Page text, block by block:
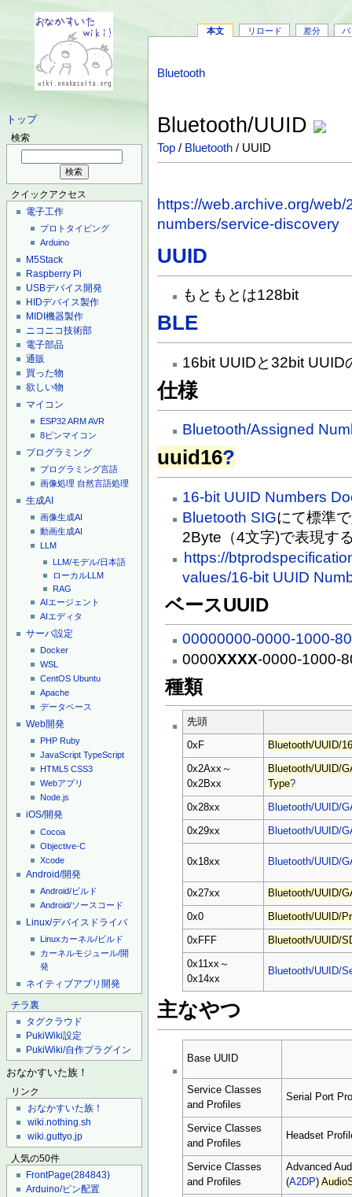
トップ
検索
クイックアクセス
電子工作
プロトタイピング
Arduino
M5Stack
Raspberry Pi
USBデバイス開発
HIDデバイス製作
MIDI機器製作
ニコニコ技術部
電子部品
通販
買った物
欲しい物
マイコン
ESP32ARMAVR
8ピンマイコン
プログラミング
プログラミング言語
画像処理 自然言語処理
生成AI
画像生成AI
動画生成AI
LLM
LLM/モデル/日本語
ローカルLLM
RAG
AIエージェント
AIエディタ
サーバ設定
Docker
WSL
CentOS Ubuntu
Apache
データベース
Web開発
PHP Ruby
JavaScript TypeScript
HTML5 CSS3
Webアプリ
Node.js
iOS/開発
Cocoa
Objective-C
Xcode
Android/開発
Android/ビルド
Android/ソースコード
Linux/デバイスドライバ
Linuxカーネル/ビルド
カーネルモジュール/開
発
ネイティブアプリ開発
チラ裏
タグクラウド
PukiWiki設定
PukiWiki/自作プラグイン
おなかすいた族！
リンク
おなかすいた族！
wiki.nothing.sh
wiki.guttyo.jp
人気の50件
FrontPage(284843)
Arduino/ピン配置
本文 リロード 差分 バ
Bluetooth
Bluetooth/UUID
Top / Bluetooth / UUID
https://web.archive.org/
numbers/service-discovery
UUID
もともとは128bit
BLE
16bit UUIDと32bit UUID
仕様
Bluetooth/Assigned
uuid16?
16-bit UUID Numbers
Bluetooth SIGにて標準
2Byte（4文字)で表現す
https://
values/16-bit UUID
ベースUUID
00000000-0000-1000-
0000XXXX-0000-1000-
種類
先頭
0xF Bluetooth/UUID/
0x2Axx～
0x2Bxx
Bluetooth/UUID/
Type?
0x28xx Bluetooth/UUID/
0x29xx Bluetooth/UUID/
0x18xx Bluetooth/UUID/
0x27xx Bluetooth/UUID/
0x0 Bluetooth/UUID/
0xFFF Bluetooth/UUID/
0x11xx～
0x14xx
Bluetooth/UUID/
主なやつ
Base UUID
Service Classes
and Profiles
Serial Port
Service Classes
and Profiles
Headset
Service Classes
and Profiles
Advanced
(A2DP)